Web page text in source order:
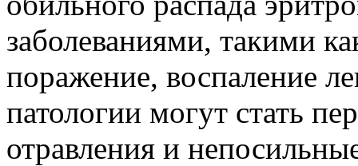
заболеваниями, такими
поражение, воспаление
патологии могут стать
отравления и